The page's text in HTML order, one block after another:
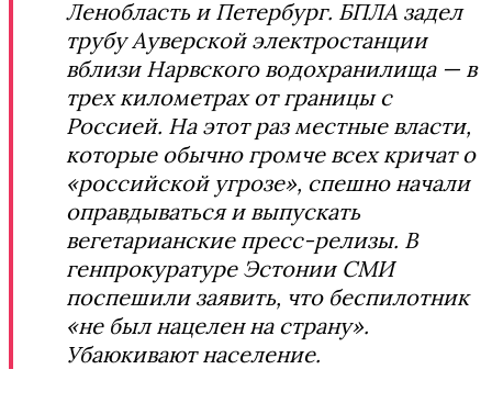
Ленобласть и Петербург. БПЛА задел
трубу Ауверской электростанции
вблизи Нарвского водохранилища — в
трех километрах от границы с
Россией. На этот раз местные власти,
которые обычно громче всех кричат о
«российской угрозе», спешно начали
оправдываться и выпускать
вегетарианские пресс-релизы. В
генпрокуратуре Эстонии СМИ
поспешили заявить, что беспилотник
«не был нацелен на страну».
Убаюкивают население.